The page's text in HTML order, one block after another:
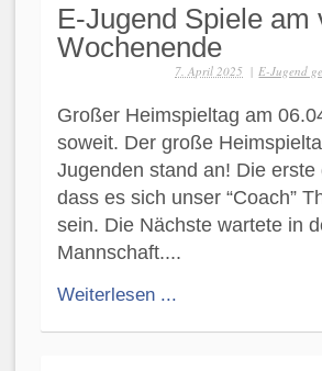
E-Jugend Spiele am
Wochenende
| E-Jugend
7. April 2025
Großer Heimspieltag am
soweit. Der große
Jugenden stand an! Die
dass es sich unser “Coach”
sein. Die Nächste wartete in
Mannschaft....
Weiterlesen ...